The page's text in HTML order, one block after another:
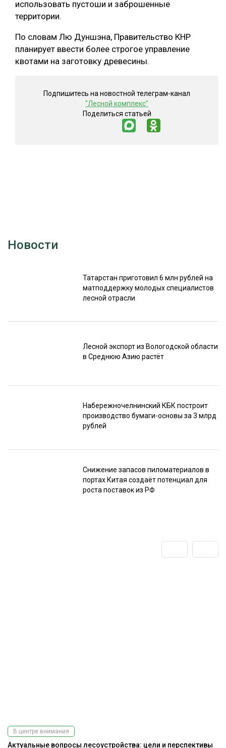
использовать пустоши и заброшенные
территории.
По словам Лю Дуншэна, Правительство КНР
планирует ввести более строгое управление
квотами на заготовку древесины.
Подпишитесь на новостной телеграм-канал
"Лесной комплекс"
Поделиться статьей
Новости
Татарстан приготовил 6 млн рублей на
матподдержку молодых специалистов
лесной отрасли
Лесной экспорт из Вологодской области
в Среднюю Азию растёт
Набережночелнинский КБК построит
производство бумаги-основы за 3 млрд
рублей
Снижение запасов пиломатериалов в
портах Китая создаёт потенциал для
роста поставок из РФ
В центре внимания
Актуальные вопросы лесоустройства: цели и перспективы